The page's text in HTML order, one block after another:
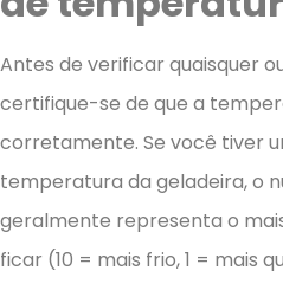
Antes de verificar quaisquer
certifique-se de que a
corretamente. Se você tiver
temperatura da geladeira, o
geralmente representa o
ficar (10 = mais frio, 1 = mais